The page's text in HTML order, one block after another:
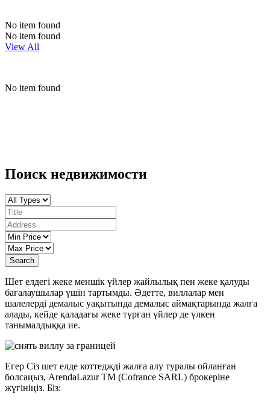
No item found
No item found
View All
No item found
Поиск недвижимости
Search
Шет елдегі жеке меншік үйлер жайлылық пен жеке қалуды
бағалаушылар үшін тартымды. Әдетте, виллалар мен
шалелерді демалыс уақытында демалыс аймақтарында жалға
алады, кейде қаладағы жеке түрған үйлер де үлкен
танымалдыққа ие.
Егер Сіз шет елде коттеджді жалға алу туралы ойланған
болсаңыз, ArendaLazur TM (Cofrance SARL) брокеріне
жүгініңіз. Біз: